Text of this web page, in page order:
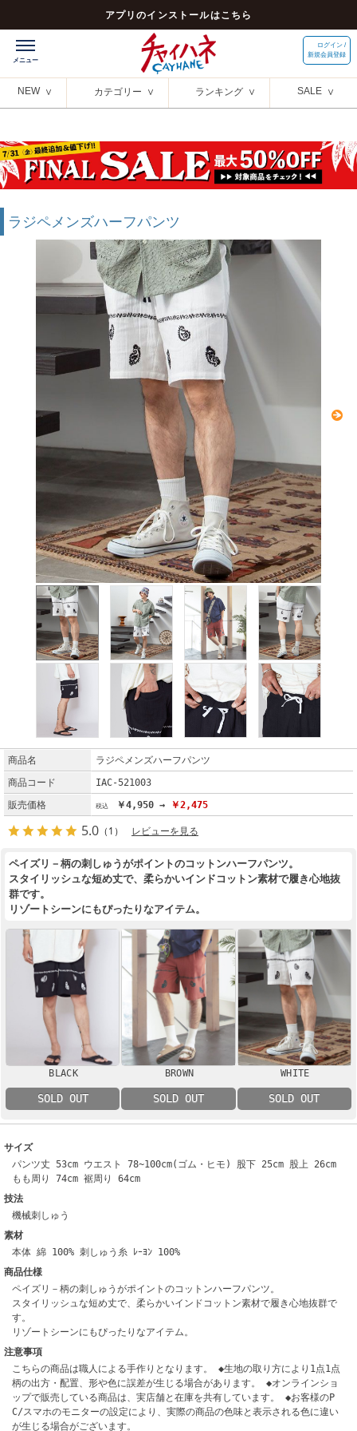
アプリのインストールはこちら
ログイン /
新規会員登録
NEW カテゴリー ランキング SALE
ラジペメンズハーフパンツ
商品名
ラジペメンズハーフパンツ
商品コード
IAC-521003
販売価格
￥4,950 → ￥2,475
5.0 （1） レビューを見る
ペイズリ－柄の刺しゅうがポイントのコットンハーフパンツ。
スタイリッシュな短め丈で、柔らかいインドコットン素材で履き心地抜
群です。
リゾートシーンにもぴったりなアイテム。
BLACK
SOLD OUT
BROWN
SOLD OUT
WHITE
SOLD OUT
サイズ
パンツ丈 53cm ウエスト 78~100cm(ゴム・ヒモ) 股下 25cm 股上 26cm
もも周り 74cm 裾周り 64cm
技法
機械刺しゅう
素材
本体 綿 100% 刺しゅう糸 ﾚｰﾖﾝ 100%
商品仕様
ペイズリ－柄の刺しゅうがポイントのコットンハーフパンツ。
スタイリッシュな短め丈で、柔らかいインドコットン素材で履き心地抜群で
す。
リゾートシーンにもぴったりなアイテム。
注意事項
こちらの商品は職人による手作りとなります。 ◆生地の取り方により1点1点
柄の出方・配置、形や色に誤差が生じる場合があります。 ◆オンラインショ
ップで販売している商品は、実店舗と在庫を共有しています。 ◆お客様のP
C/スマホのモニターの設定により、実際の商品の色味と表示される色に違い
が生じる場合がございます。